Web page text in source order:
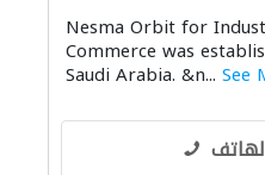
Nesma Orbit for
Commerce was
Saudi Arabia. &n... See